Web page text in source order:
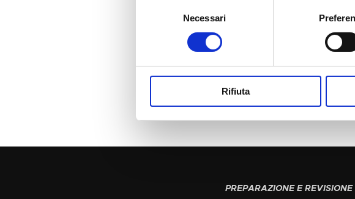
Necessari
Rifiuta
PREPARAZIONE E